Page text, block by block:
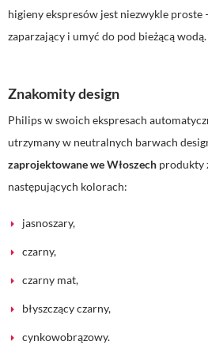
higieny ekspresów jest niezwykle
zaparzający i umyć do pod bieżącą wodą.
Znakomity design
Philips w swoich ekspresach
utrzymany w neutralnych barwach
zaprojektowane we Włoszech produkty
następujących kolorach:
jasnoszary,
czarny,
czarny mat,
błyszczący czarny,
cynkowobrązowy.